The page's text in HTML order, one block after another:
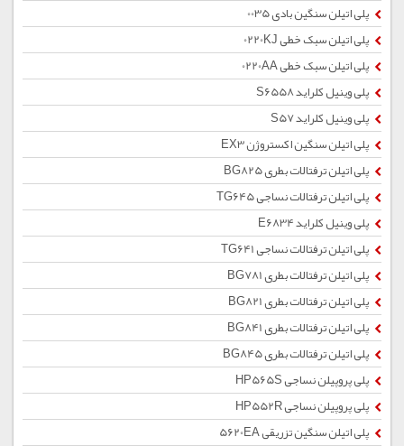
پلی اتیلن سنگین بادی 0035
پلی اتیلن سبک خطی 0220KJ
پلی اتیلن سبک خطی 0220AA
پلی وینیل کلراید S6558
پلی وینیل کلراید S57
پلی اتیلن سنگین اکستروژن EX3
پلی اتیلن ترفتالات بطری BG825
پلی اتیلن ترفتالات نساجی TG645
پلی وینیل کلراید E6834
پلی اتیلن ترفتالات نساجی TG641
پلی اتیلن ترفتالات بطری BG781
پلی اتیلن ترفتالات بطری BG821
پلی اتیلن ترفتالات بطری BG841
پلی اتیلن ترفتالات بطری BG845
پلی پروپیلن نساجی HP565S
پلی پروپیلن نساجی HP552R
پلی اتیلن سنگین تزریقی 5620EA